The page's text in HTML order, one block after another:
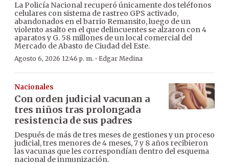
La Policía Nacional recuperó únicamente dos teléfonos
celulares con sistema de rastreo GPS activado,
abandonados en el barrio Remansito, luego de un
violento asalto en el que delincuentes se alzaron con 4
aparatos y G. 58 millones de un local comercial del
Mercado de Abasto de Ciudad del Este.
Agosto 6, 2026 12:46 p. m. · Edgar Medina
Nacionales
Con orden judicial vacunan a
tres niños tras prolongada
resistencia de sus padres
Después de más de tres meses de gestiones y un proceso
judicial, tres menores de 4 meses, 7 y 8 años recibieron
las vacunas que les correspondían dentro del esquema
nacional de inmunización.